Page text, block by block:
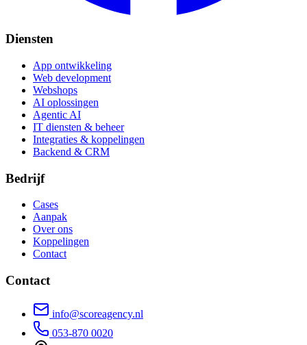
Diensten
App ontwikkeling
Web development
Webshops
AI oplossingen
Agentic AI
IT diensten & beheer
Integraties & koppelingen
Backend & CRM
Bedrijf
Cases
Aanpak
Over ons
Koppelingen
Contact
Contact
info@scoreagency.nl
053-870 0020